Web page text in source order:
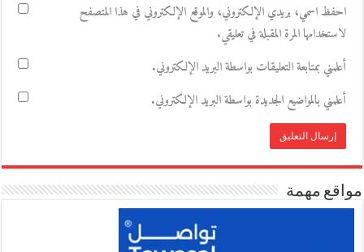
احفظ اسمي، بريدي الإلكتروني، والموقع الإلكتروني في هذا المتصفح
لاستخدامها المرة المقبلة في تعليقي.
أعلمني بمتابعة التعليقات بواسطة البريد الإلكتروني.
أعلمني بالمواضيع الجديدة بواسطة البريد الإلكتروني.
مواقع مهمة